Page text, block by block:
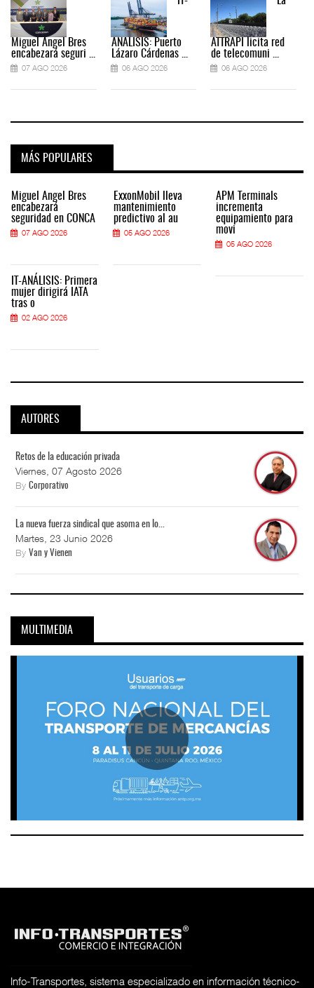
Miguel Ángel Bres
encabezará seguri ...
07 AGO 2026
ANÁLISIS: Puerto
Lázaro Cárdenas ...
06 AGO 2026
ATTRAPI licita red
de telecomuni ...
06 AGO 2026
MÁS POPULARES
Miguel Ángel Bres
encabezará
seguridad en CONCA
07 AGO 2026
IT-ANÁLISIS: Primera
mujer dirigirá IATA
tras o
02 AGO 2026
ExxonMobil lleva
mantenimiento
predictivo al au
05 AGO 2026
APM Terminals
incrementa
equipamiento para
movi
05 AGO 2026
AUTORES
Retos de la educación privada
Viernes, 07 Agosto 2026
By Corporativo
La nueva fuerza sindical que asoma en lo...
Martes, 23 Junio 2026
By Van y Vienen
MULTIMEDIA
Info-Transportes, sistema especializado en información técnico-